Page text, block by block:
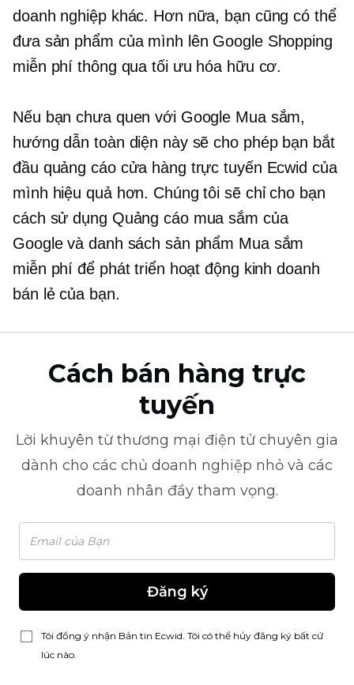
doanh nghiệp khác. Hơn nữa, bạn cũng có thể
đưa sản phẩm của mình lên Google Shopping
miễn phí thông qua tối ưu hóa hữu cơ.
Nếu bạn chưa quen với Google Mua sắm,
hướng dẫn toàn diện này sẽ cho phép bạn bắt
đầu quảng cáo cửa hàng trực tuyến Ecwid của
mình hiệu quả hơn. Chúng tôi sẽ chỉ cho bạn
cách sử dụng Quảng cáo mua sắm của
Google và danh sách sản phẩm Mua sắm
miễn phí để phát triển hoạt động kinh doanh
bán lẻ của bạn.
Cách bán hàng trực
tuyến
Lời khuyên từ thương mại điện tử chuyên gia
dành cho các chủ doanh nghiệp nhỏ và các
doanh nhân đầy tham vọng.
Đăng ký
Tôi đồng ý nhận Bản tin Ecwid. Tôi có thể hủy đăng ký bất cứ
lúc nào.